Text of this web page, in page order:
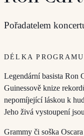
Pořadatelem
DÉLKA
Legendární basista Ron
Guinessově knize
nepomíjející láskou k
Jeho živá vystoupení
Grammy či soška